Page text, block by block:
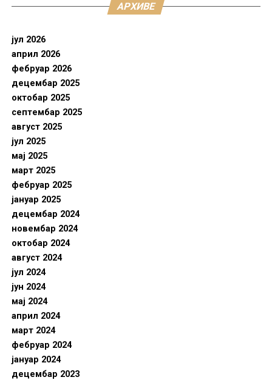
АРХИВЕ
јул 2026
април 2026
фебруар 2026
децембар 2025
октобар 2025
септембар 2025
август 2025
јул 2025
мај 2025
март 2025
фебруар 2025
јануар 2025
децембар 2024
новембар 2024
октобар 2024
август 2024
јул 2024
јун 2024
мај 2024
април 2024
март 2024
фебруар 2024
јануар 2024
децембар 2023